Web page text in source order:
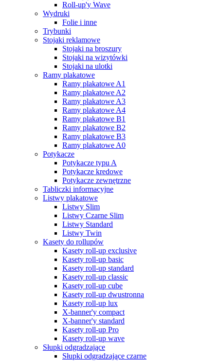
Roll-up'y Wave
Wydruki
Folie i inne
Trybunki
Stojaki reklamowe
Stojaki na broszury
Stojaki na wizytówki
Stojaki na ulotki
Ramy plakatowe
Ramy plakatowe A1
Ramy plakatowe A2
Ramy plakatowe A3
Ramy plakatowe A4
Ramy plakatowe B1
Ramy plakatowe B2
Ramy plakatowe B3
Ramy plakatowe A0
Potykacze
Potykacze typu A
Potykacze kredowe
Potykacze zewnętrzne
Tabliczki informacyjne
Listwy plakatowe
Listwy Slim
Listwy Czarne Slim
Listwy Standard
Listwy Twin
Kasety do rollupów
Kasety roll-up exclusive
Kasety roll-up basic
Kasety roll-up standard
Kasety roll-up classic
Kasety roll-up cube
Kasety roll-up dwustronna
Kasety roll-up lux
X-banner'y compact
X-banner'y standard
Kasety roll-up Pro
Kasety roll-up wave
Słupki odgradzające
Słupki odgradzające czarne